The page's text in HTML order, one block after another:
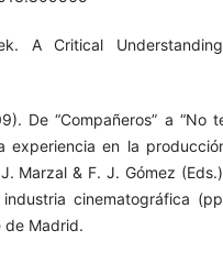
A Critical
De “Compañeros” a “No
experiencia en la
Marzal & F. J. Gómez
cinematográfica
Madrid.